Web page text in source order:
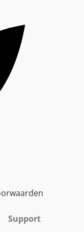
Support